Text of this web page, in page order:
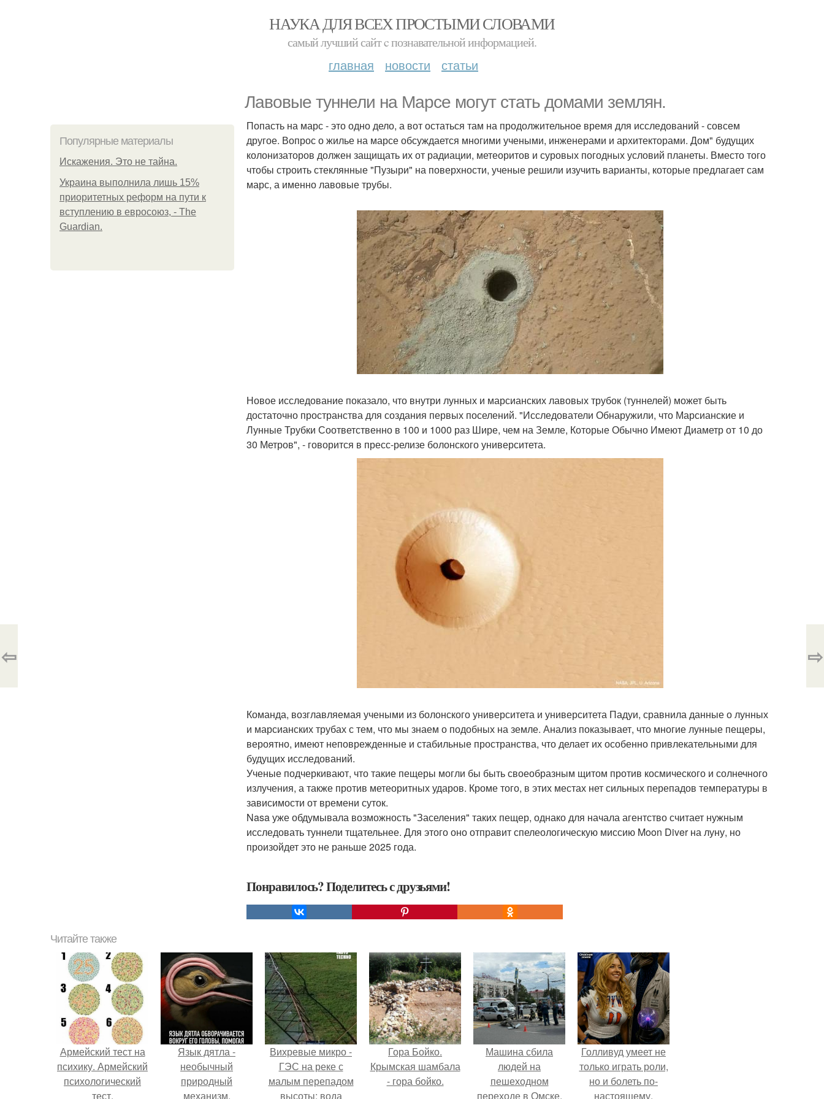
НАУКА ДЛЯ ВСЕХ ПРОСТЫМИ СЛОВАМИ
самый лучший сайт c познавательной информацией.
главная новости статьи
Лавовые туннели на Марсе могут стать домами землян.
Популярные материалы
Искажения. Это не тайна.
Украина выполнила лишь 15%
приоритетных реформ на пути к
вступлению в евросоюз, - The
Guardian.
Попасть на марс - это одно дело, а вот остаться там на продолжительное время для исследований - совсем
другое. Вопрос о жилье на марсе обсуждается многими учеными, инженерами и архитекторами. Дом" будущих
колонизаторов должен защищать их от радиации, метеоритов и суровых погодных условий планеты. Вместо того
чтобы строить стеклянные "Пузыри" на поверхности, ученые решили изучить варианты, которые предлагает сам
марс, а именно лавовые трубы.
Новое исследование показало, что внутри лунных и марсианских лавовых трубок (туннелей) может быть
достаточно пространства для создания первых поселений. "Исследователи Обнаружили, что Марсианские и
Лунные Трубки Соответственно в 100 и 1000 раз Шире, чем на Земле, Которые Обычно Имеют Диаметр от 10 до
30 Метров", - говорится в пресс-релизе болонского университета.
Команда, возглавляемая учеными из болонского университета и университета Падуи, сравнила данные о лунных
и марсианских трубах с тем, что мы знаем о подобных на земле. Анализ показывает, что многие лунные пещеры,
вероятно, имеют неповрежденные и стабильные пространства, что делает их особенно привлекательными для
будущих исследований.
Ученые подчеркивают, что такие пещеры могли бы быть своеобразным щитом против космического и солнечного
излучения, а также против метеоритных ударов. Кроме того, в этих местах нет сильных перепадов температуры в
зависимости от времени суток.
Nasa уже обдумывала возможность "Заселения" таких пещер, однако для начала агентство считает нужным
исследовать туннели тщательнее. Для этого оно отправит спелеологическую миссию Moon Diver на луну, но
произойдет это не раньше 2025 года.
Понравилось? Поделитесь с друзьями!
⇦ ⇨
Читайте также
Армейский тест на
психику. Армейский
психологический
тест.
Язык дятла -
необычный
природный
механизм.
Вихревые микро -
ГЭС на реке с
малым перепадом
высоты: вода
Гора Бойко.
Крымская шамбала
- гора бойко.
Машина сбила
людей на
пешеходном
переходе в Омске,
Голливуд умеет не
только играть роли,
но и болеть по-
настоящему.